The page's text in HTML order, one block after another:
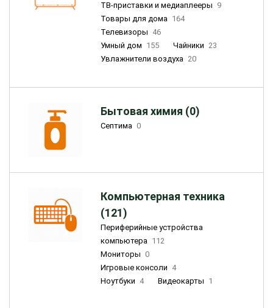
ТВ-приставки и медиаплееры 9
Товары для дома 164
Телевизоры 46
Умный дом 155 Чайники 23
Увлажнители воздуха 20
Бытовая химия (0)
Септима 0
Компьютерная техника
(121)
Периферийные устройства
компьютера 112
Мониторы 0
Игровые консоли 4
Ноутбуки 4 Видеокарты 1